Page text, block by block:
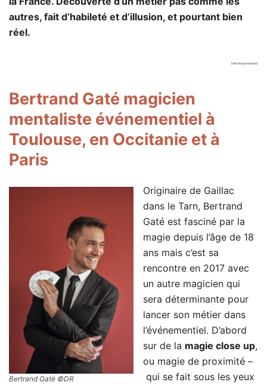
autres, fait d’habileté et d’illusion, et pourtant bien
réel.
[Article partenaire]
Bertrand Gaté magicien
mentaliste événementiel à
Toulouse, en Occitanie et à
Paris
Bertrand Gaté ©DR
Originaire de Gaillac
dans le Tarn, Bertrand
Gaté est fasciné par la
magie depuis l’âge de 18
ans mais c’est sa
rencontre en 2017 avec
un autre magicien qui
sera déterminante pour
lancer son métier dans
l’événementiel. D’abord
sur de la magie close up,
ou magie de proximité –
qui se fait sous les yeux